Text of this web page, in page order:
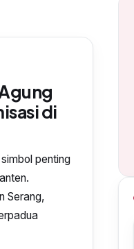
di
penting
Serang,